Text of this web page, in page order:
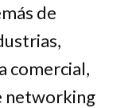
de
comercial,
networking